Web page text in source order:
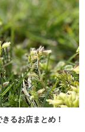
るお店まとめ！